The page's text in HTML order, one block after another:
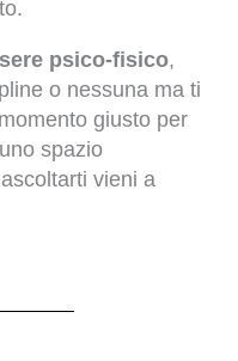
psico-fisico,
o nessuna ma ti
giusto per
spazio
vieni a